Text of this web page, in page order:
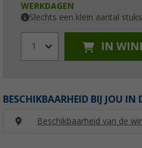
WERKDAGEN
Slechts een klein aantal
1 IN
BESCHIKBAARHEID BIJ JOU IN
Beschikbaarheid van de